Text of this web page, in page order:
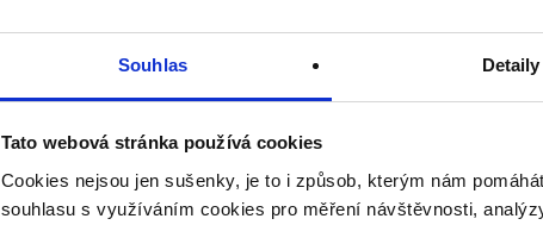
Souhlas Detaily
Tato webová stránka používá cookies
Cookies nejsou jen sušenky, je to i způsob, kterým nám
souhlasu s využíváním cookies pro měření návštěvnosti,